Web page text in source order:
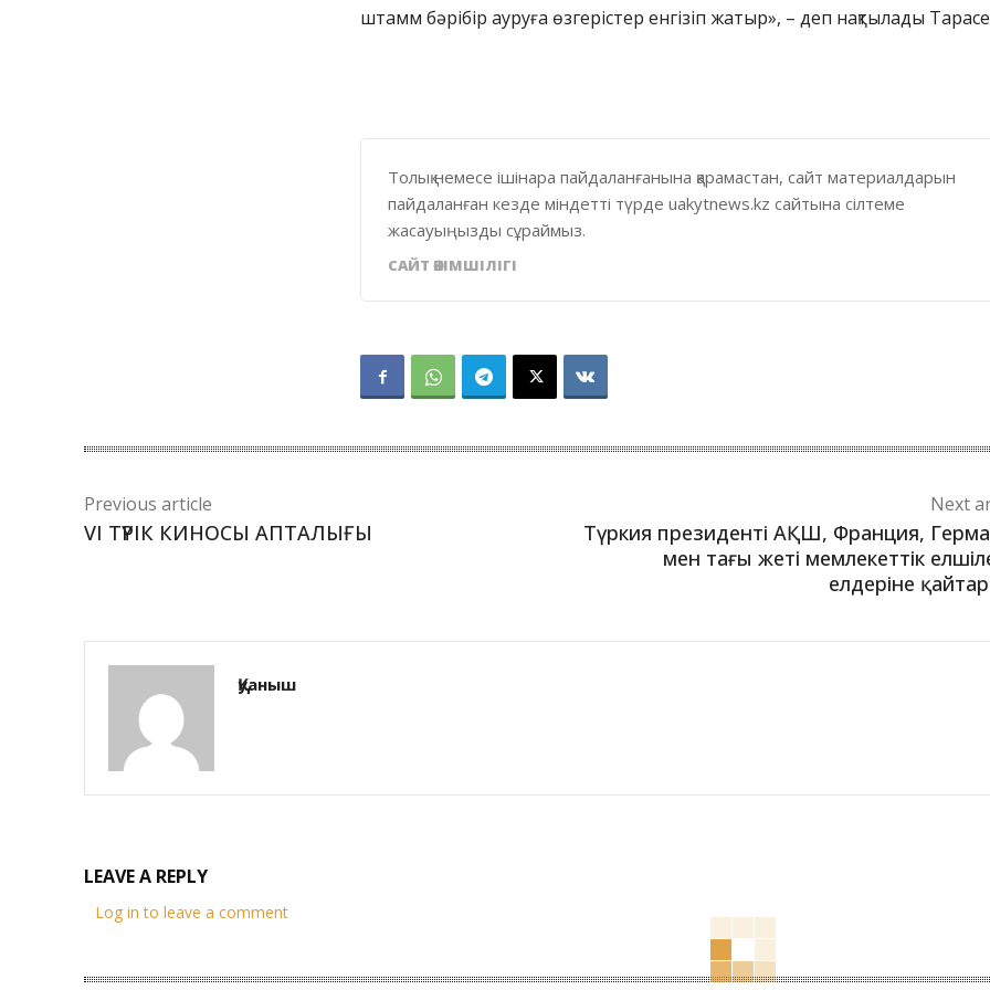
штамм бәрібір ауруға өзгерістер енгізіп жатыр», – деп нақтылады
Толық немесе ішінара пайдаланғанына қарамастан, сайт материалдарын
пайдаланған кезде міндетті түрде uakytnews.kz сайтына сілтеме
жасауыңызды сұраймыз.
САЙТ ӘКІМШІЛІГІ
Previous article
VI ТҮРІК КИНОСЫ АПТАЛЫҒЫ
Next
Түркия президенті АҚШ, Франция,
мен тағы жеті мемлекеттік
елдеріне
Қуаныш
LEAVE A REPLY
Log in to leave a comment